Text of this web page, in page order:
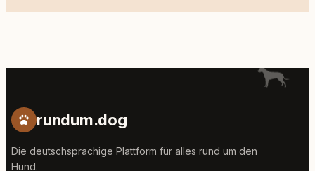
rundum.dog
Die deutschsprachige Plattform für alles rund um den
Hund.